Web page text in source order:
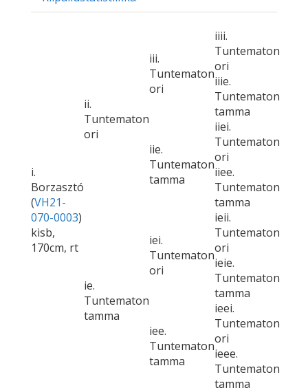
i.
Borzasztó
(VH21-
070-0003)
kisb,
170cm, rt
ii.
Tuntematon
ori
iii.
Tuntematon
ori
iiii.
Tuntematon
ori
iiie.
Tuntematon
tamma
iie.
Tuntematon
tamma
iiei.
Tuntematon
ori
iiee.
Tuntematon
tamma
ie.
Tuntematon
tamma
iei.
Tuntematon
ori
ieii.
Tuntematon
ori
ieie.
Tuntematon
tamma
iee.
Tuntematon
tamma
ieei.
Tuntematon
ori
ieee.
Tuntematon
tamma